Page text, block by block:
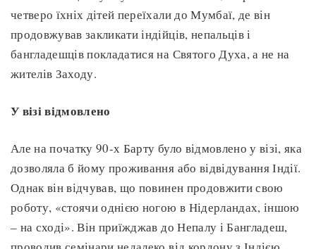
четверо їхніх дітей переїхали до Мумбаї, де він
продовжував закликати індійців, непальців і
бангладешців покладатися на Святого Духа, а не на
жителів Заходу.
У візі відмовлено
Але на початку 90-х Барту було відмовлено у візі, яка
дозволяла б йому проживання або відвідування Індії.
Однак він відчував, що повинен продовжити свою
роботу, «стоячи однією ногою в Нідерландах, іншою
– на сході». Він приїжджав до Непалу і Бангладеш,